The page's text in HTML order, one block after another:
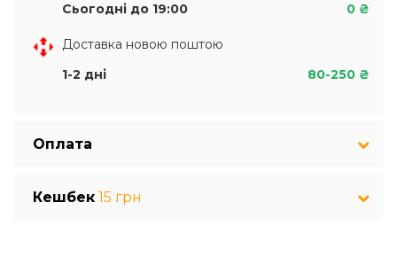
Сьогодні до 19:00
0 ₴
Доставка новою поштою
1-2 дні
80-250 ₴
Оплата
Кешбек 15 грн